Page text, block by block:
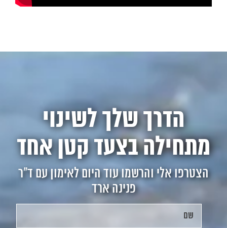
הדרך שלך לשינוי
מתחילה בצעד קטן אחד
הצטרפו אלי והרשמו עוד היום לאימון עם ד"ר
פנינה ארד